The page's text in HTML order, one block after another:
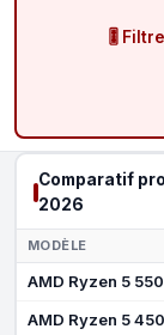
🎚️
Comparatif
2026
MODÈLE
AMD Ryzen 5
AMD Ryzen 5